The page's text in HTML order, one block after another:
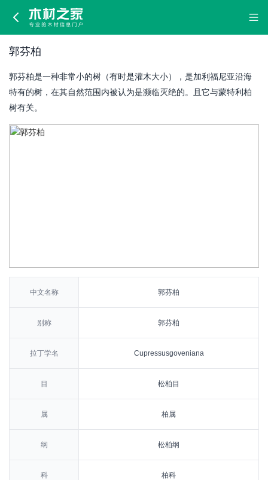
郭
芬
郭芬柏
郭芬柏是一种非常小的树（有时是灌木大小），是加利福尼亚沿海
特有的树，在其自然范围内被认为是濒临灭绝的。且它与蒙特利柏
树有关。
中文名称 郭芬柏
别称 郭芬柏
拉丁学名 Cupressusgoveniana
目 松柏目
属 柏属
纲 松柏纲
科 柏科